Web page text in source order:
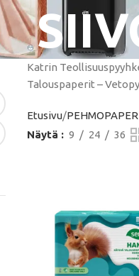
Katrin
Talouspaperit –
Etusivu
Näytä
9 24 36